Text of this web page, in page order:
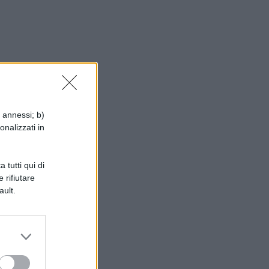
b)
in
tutti qui di
rifiutare